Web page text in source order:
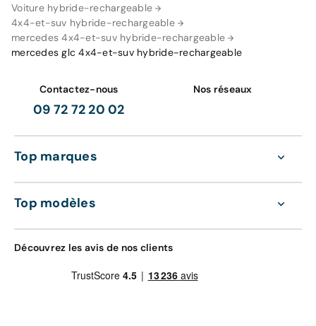
Voiture hybride-rechargeable
4x4-et-suv hybride-rechargeable
mercedes 4x4-et-suv hybride-rechargeable
mercedes glc 4x4-et-suv hybride-rechargeable
Contactez-nous
09 72 72 20 02
Nos réseaux
Top marques
Top modèles
Découvrez les avis de nos clients